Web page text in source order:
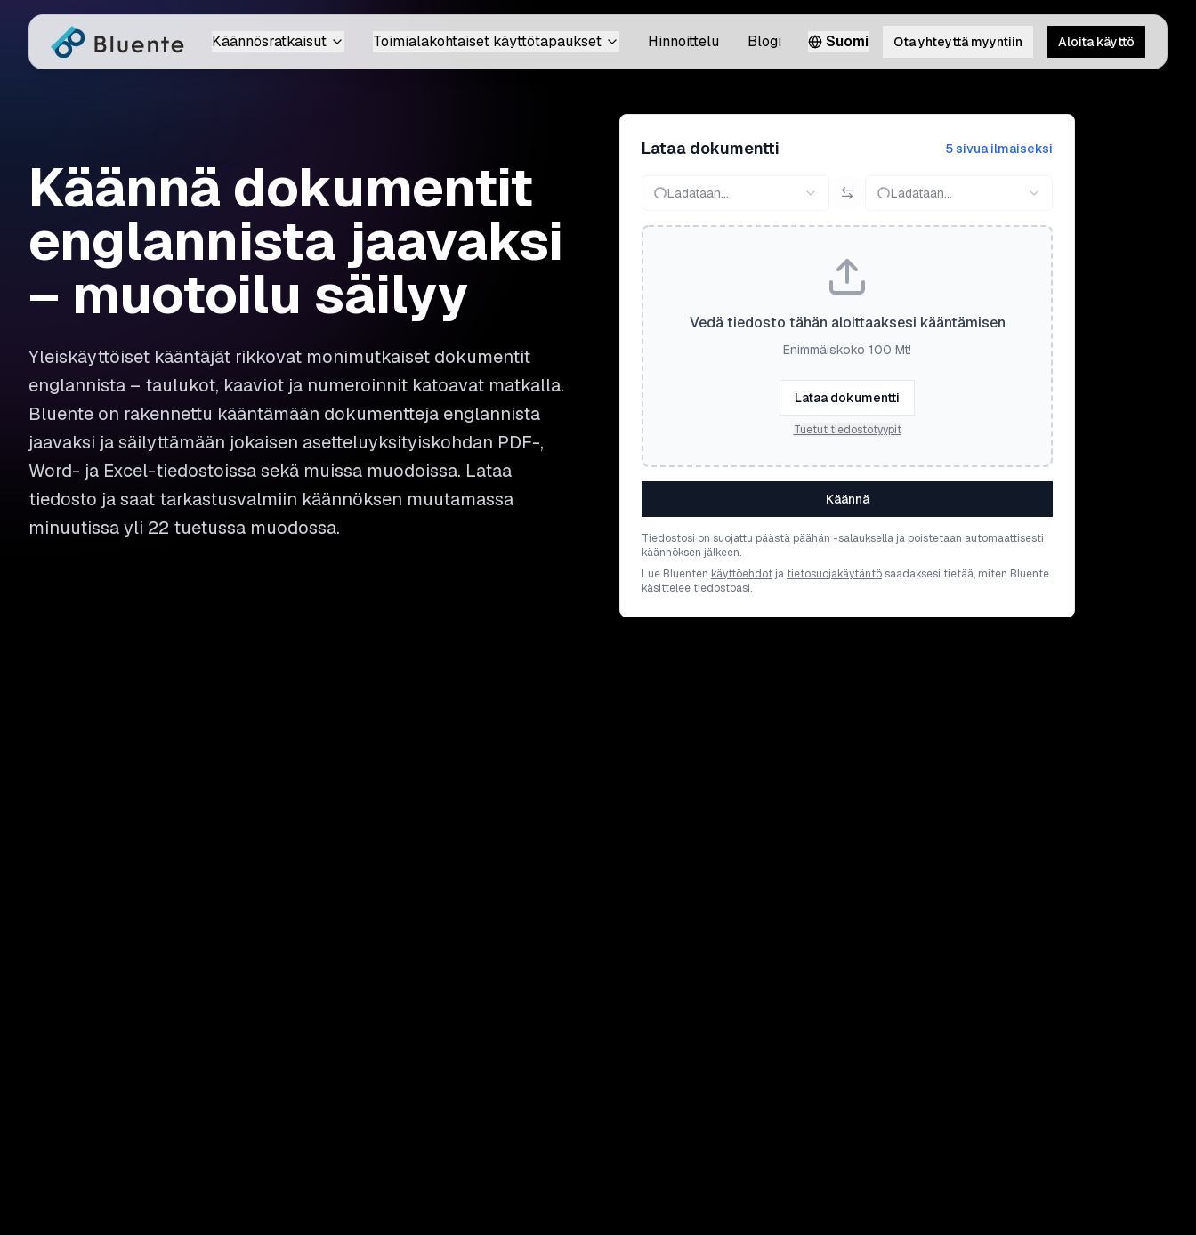
Käännösratkaisut Toimialakohtaiset käyttötapaukset Hinnoittelu Blogi Suomi Ota yhteyttä myyntiin Aloita käyttö
Käännä dokumentit
englannista jaavaksi
– muotoilu säilyy
Yleiskäyttöiset kääntäjät rikkovat monimutkaiset dokumentit
englannista – taulukot, kaaviot ja numeroinnit katoavat matkalla.
Bluente on rakennettu kääntämään dokumentteja englannista
jaavaksi ja säilyttämään jokaisen asetteluyksityiskohdan PDF-,
Word- ja Excel-tiedostoissa sekä muissa muodoissa. Lataa
tiedosto ja saat tarkastusvalmiin käännöksen muutamassa
minuutissa yli 22 tuetussa muodossa.
Lataa dokumentti 5 sivua ilmaiseksi
Ladataan... Ladataan...
Vedä tiedosto tähän aloittaaksesi kääntämisen
Enimmäiskoko 100 Mt!
Lataa dokumentti
Tuetut tiedostotyypit
Käännä
Tiedostosi on suojattu päästä päähän -salauksella ja poistetaan automaattisesti
käännöksen jälkeen.
Lue Bluenten käyttöehdot ja tietosuojakäytäntösaadaksesi tietää, miten Bluente
käsittelee tiedostoasi.